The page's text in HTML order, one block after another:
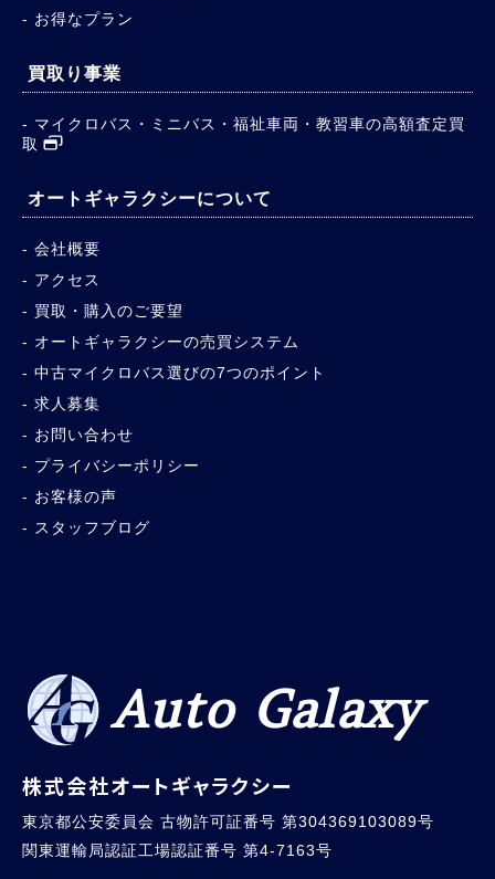
お得なプラン
買取り事業
マイクロバス・ミニバス・福祉車両・教習車の高額査定買
取
オートギャラクシーについて
会社概要
アクセス
買取・購入のご要望
オートギャラクシーの売買システム
中古マイクロバス選びの7つのポイント
求人募集
お問い合わせ
プライバシーポリシー
お客様の声
スタッフブログ
Auto Galaxy
株式会社オートギャラクシー
東京都公安委員会 古物許可証番号 第304369103089号
関東運輸局認証工場認証番号 第4-7163号